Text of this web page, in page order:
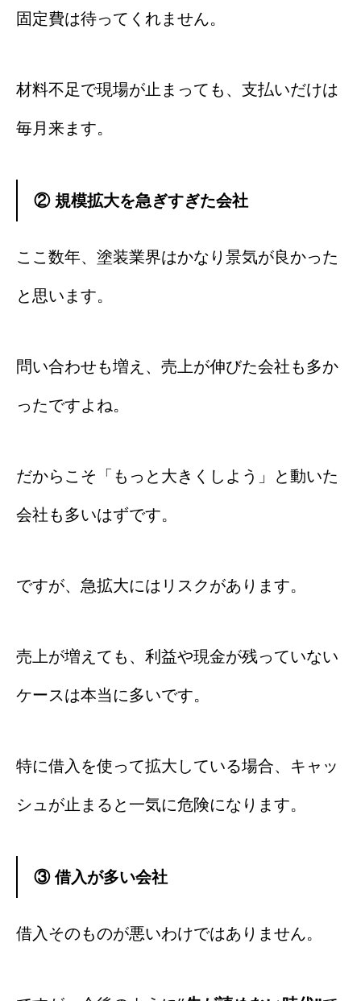
固定費は待ってくれません。
材料不足で現場が止まっても、支払いだけは
毎月来ます。
② 規模拡大を急ぎすぎた会社
ここ数年、塗装業界はかなり景気が良かった
と思います。
問い合わせも増え、売上が伸びた会社も多か
ったですよね。
だからこそ「もっと大きくしよう」と動いた
会社も多いはずです。
ですが、急拡大にはリスクがあります。
売上が増えても、利益や現金が残っていない
ケースは本当に多いです。
特に借入を使って拡大している場合、キャッ
シュが止まると一気に危険になります。
③ 借入が多い会社
借入そのものが悪いわけではありません。